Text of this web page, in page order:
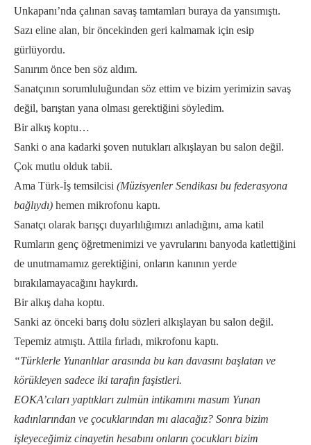
Unkapanı’nda çalınan savaş tamtamları buraya da yansımıştı.
Sazı eline alan, bir öncekinden geri kalmamak için esip
gürlüyordu.
Sanırım önce ben söz aldım.
Sanatçının sorumluluğundan söz ettim ve bizim yerimizin savaş
değil, barıştan yana olması gerektiğini söyledim.
Bir alkış koptu…
Sanki o ana kadarki şoven nutukları alkışlayan bu salon değil.
Çok mutlu olduk tabii.
Ama Türk-İş temsilcisi (Müzisyenler Sendikası bu federasyona
bağlıydı) hemen mikrofonu kaptı.
Sanatçı olarak barışçı duyarlılığımızı anladığını, ama katil
Rumların genç öğretmenimizi ve yavrularını banyoda katlettiğini
de unutmamamız gerektiğini, onların kanının yerde
bırakılamayacağını haykırdı.
Bir alkış daha koptu.
Sanki az önceki barış dolu sözleri alkışlayan bu salon değil.
Tepemiz atmıştı. Attila fırladı, mikrofonu kaptı.
“Türklerle Yunanlılar arasında bu kan davasını başlatan ve
körükleyen sadece iki tarafın faşistleri.
EOKA’cıları yaptıkları zulmün intikamını masum Yunan
kadınlarından ve çocuklarından mı alacağız? Sonra bizim
işleyeceğimiz cinayetin hesabını onların çocukları bizim